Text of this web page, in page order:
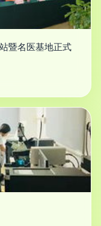
暨名医基地正式